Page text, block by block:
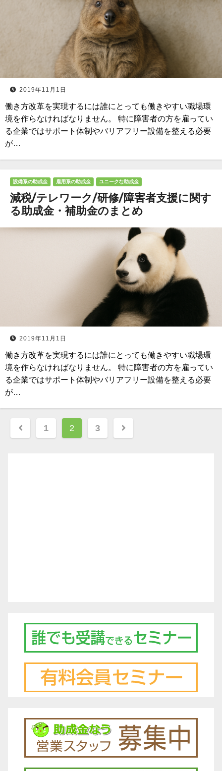
2019年11月1日
働き方改革を実現するには誰にとっても働きやすい職場環
境を作らなければなりません。 特に障害者の方を雇ってい
る企業ではサポート体制やバリアフリー設備を整える必要
が…
設備系の助成金 雇用系の助成金 ユニークな助成金
減税/テレワーク/研修/障害者支援に関す
る助成金・補助金のまとめ
2019年11月1日
働き方改革を実現するには誰にとっても働きやすい職場環
境を作らなければなりません。 特に障害者の方を雇ってい
る企業ではサポート体制やバリアフリー設備を整える必要
が…
稿
1 2 3